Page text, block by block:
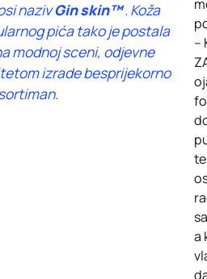
nazivGin skin™. Koža
pića tako je postala
modnoj sceni, odjevne
izrade besprijekorno
–
a